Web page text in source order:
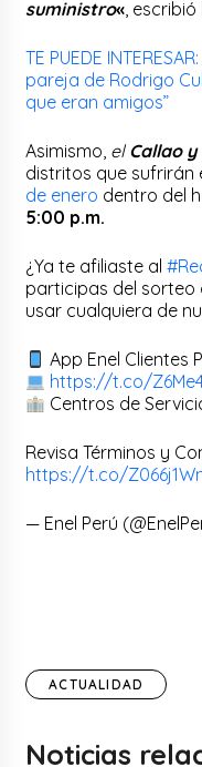
suministro« ,
TE PUEDE
pareja de Rodrigo
que eran amigos”
Asimismo, elCallao y
distritos que sufrirán
de enero dentro del
5:00 p.m.
¿Ya te afiliaste al
participas del sorteo
usar cualquiera de
App Enel Clientes
https://t.co/
Centros de
Revisa Términos y
https://t.co/
— Enel Perú
ACTUALIDAD
Noticias